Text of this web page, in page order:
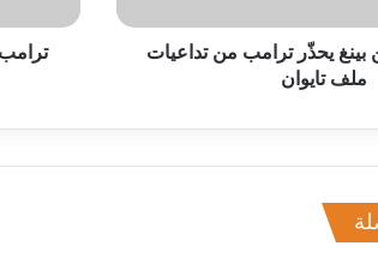
يحذّر ترامب من تداعيات
ملف تايوان